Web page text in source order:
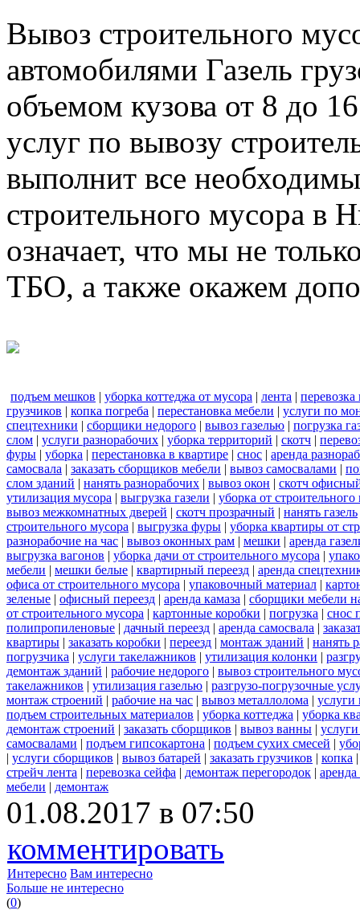
Вывоз строительного
автомобилями Газель
объемом кузова от 8 до
услуг по вывозу
выполнит все
строительного мусора в
означает, что мы не
ТБО, а также окажем
подъем мешков | уборка коттеджа от мусора | лента |
грузчиков | копка погреба | перестановка мебели | услуги по
спецтехники | сборщики недорого | вывоз газелью | погрузка
слом | услуги разнорабочих | уборка территорий | скотч |
фуры | уборка | перестановка в квартире | снос | аренда
самосвала | заказать сборщиков мебели | вывоз самосвалами |
слом зданий | нанять разнорабочих | вывоз окон | скотч
утилизация мусора | выгрузка газели | уборка от строительного
вывоз межкомнатных дверей | скотч прозрачный | нанять газель
строительного мусора | выгрузка фуры | уборка квартиры от
разнорабочие на час | вывоз оконных рам | мешки | аренда
выгрузка вагонов | уборка дачи от строительного мусора |
мебели | мешки белые | квартирный переезд | аренда
офиса от строительного мусора | упаковочный материал |
зеленые | офисный переезд | аренда камаза | сборщики мебели
от строительного мусора | картонные коробки | погрузка | снос
полипропиленовые | дачный переезд | аренда самосвала |
квартиры | заказать коробки | переезд | монтаж зданий | нанять
погрузчика | услуги такелажников | утилизация колонки |
демонтаж зданий | рабочие недорого | вывоз строительного
такелажников | утилизация газелью | разгрузо-погрузочные
монтаж строений | рабочие на час | вывоз металлолома | услуги
подъем строительных материалов | уборка коттеджа | уборка
демонтаж строений | заказать сборщиков | вывоз ванны |
самосвалами | подъем гипсокартона | подъем сухих смесей |
| услуги сборщиков | вывоз батарей | заказать грузчиков | копка
стрейч лента | перевозка сейфа | демонтаж перегородок |
мебели | демонтаж
01.08.2017 в 07:50
комментировать
Интересно Вам интересно
Больше не интересно
(0)